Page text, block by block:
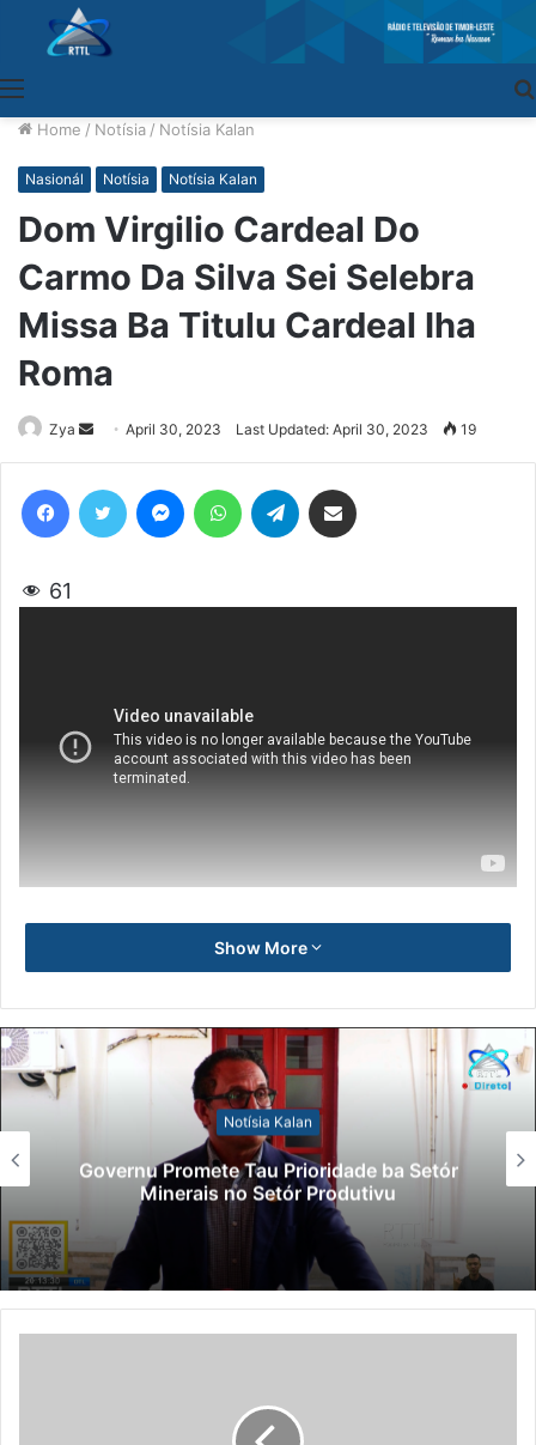
Home / Notísia / Notísia Kalan
Nasionál Notísia Notísia Kalan
Dom Virgilio Cardeal Do
Carmo Da Silva Sei Selebra
Missa Ba Titulu Cardeal Iha
Roma
Zya
Send
an
email
April 30, 2023 Last Updated: April 30, 2023 19
61
Show More
Notísia Kalan
Governu Promete Tau Prioridade ba Setór
Minerais no Setór Produtivu